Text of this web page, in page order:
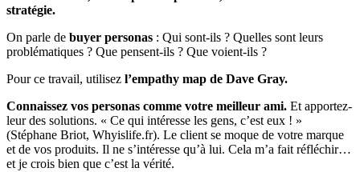
stratégie.
On parle de buyer personas : Qui sont-ils ? Quelles sont leurs
problématiques ? Que pensent-ils ? Que voient-ils ?
Pour ce travail, utilisez l’empathy map de Dave Gray.
Connaissez vos personas comme votre meilleur ami. Et apportez-
leur des solutions. « Ce qui intéresse les gens, c’est eux ! »
(Stéphane Briot, Whyislife.fr). Le client se moque de votre marque
et de vos produits. Il ne s’intéresse qu’à lui. Cela m’a fait réfléchir…
et je crois bien que c’est la vérité.